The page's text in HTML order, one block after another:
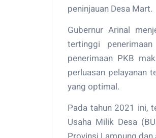
peninjauan Desa Mart.
Gubernur Arinal
tertinggi
penerimaan PKB
perluasan pelayanan
yang optimal.
Pada tahun 2021 ini,
Usaha Milik Desa
Provinsi Lampung